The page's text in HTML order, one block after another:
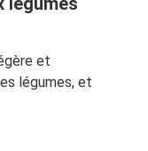
et
légumes, et